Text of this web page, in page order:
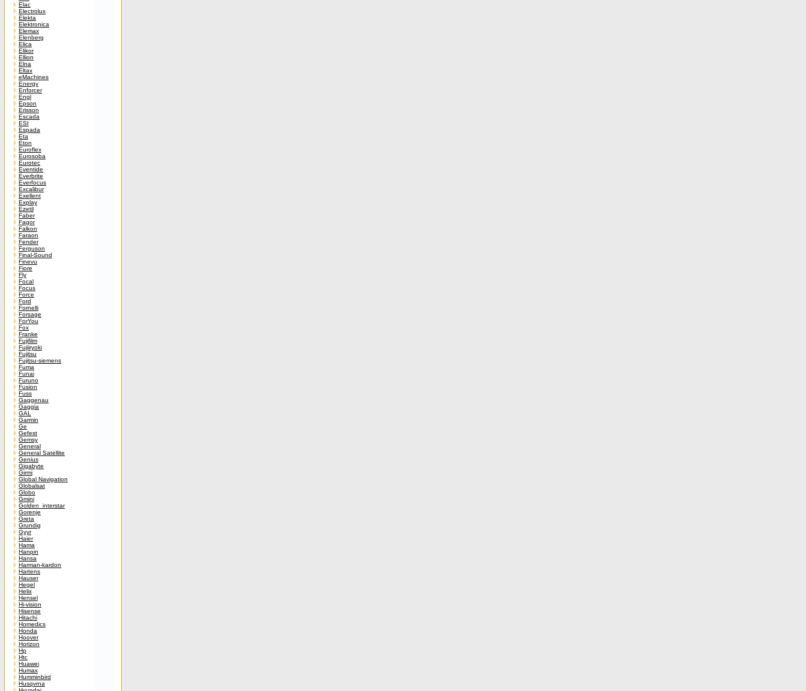
Elac
Electrolux
Elekta
Elektronica
Elemax
Elenberg
Elica
Elikor
Ellion
Elna
Eltax
eMachines
Energy
Enforcer
Engl
Epson
Erisson
Escada
ESI
Espada
Eta
Eton
Euroflex
Eurosoba
Eurotec
Eventide
Everbrite
Everfocus
Excalibur
Exellent
Explay
Ezetil
Faber
Fagor
Falkon
Faraon
Fender
Ferguson
Final-Sound
Finevu
Fiore
Fly
Focal
Focus
Force
Ford
Fornelli
Forsage
ForYou
Fox
Franke
Fujifilm
Fujiiryoki
Fujitsu
Fujitsu-siemens
Fuma
Funai
Furuno
Fusion
Fuss
Gaggenau
Gaggia
GAL
Garmin
Ge
Gefest
Gemsy
General
General Satellite
Genius
Gigabyte
Girmi
Global Navigation
Globalsat
Globo
Gmini
Golden_interstar
Gorenje
Greta
Grundig
Gyyr
Haier
Hama
Hanpin
Hansa
Harman-kardon
Hartens
Hauser
Hegel
Helix
Hensel
Hi-vision
Hisense
Hitachi
Homedics
Honda
Hoover
Horizon
Hp
Htc
Huawei
Humax
Humminbird
Husqvrna